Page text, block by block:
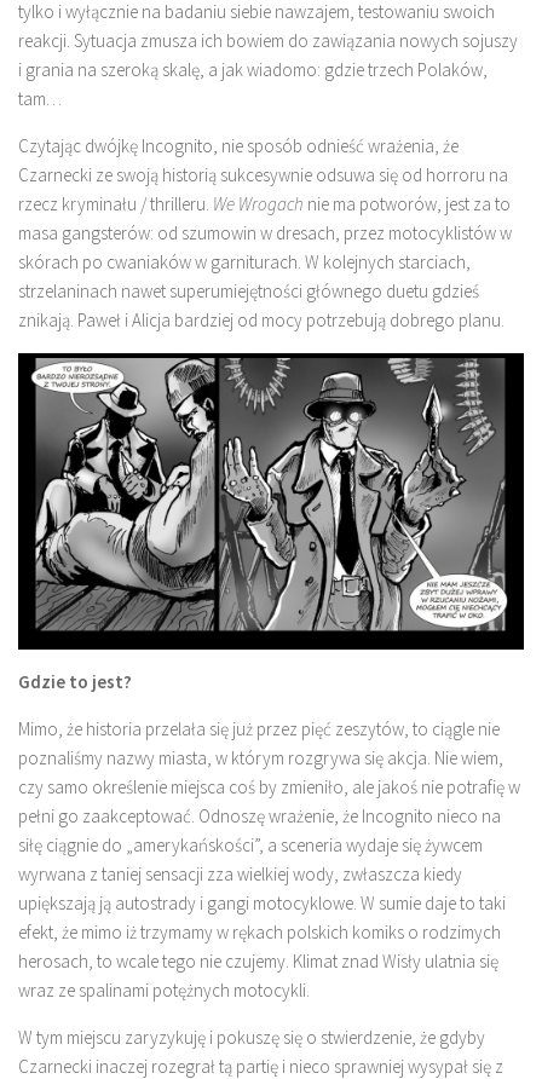
tylko i wyłącznie na badaniu siebie nawzajem, testowaniu swoich
reakcji. Sytuacja zmusza ich bowiem do zawiązania nowych sojuszy
i grania na szeroką skalę, a jak wiadomo: gdzie trzech Polaków,
tam…
Czytając dwójkę Incognito, nie sposób odnieść wrażenia, że
Czarnecki ze swoją historią sukcesywnie odsuwa się od horroru na
rzecz kryminału / thrilleru. We Wrogach nie ma potworów, jest za to
masa gangsterów: od szumowin w dresach, przez motocyklistów w
skórach po cwaniaków w garniturach. W kolejnych starciach,
strzelaninach nawet superumiejętności głównego duetu gdzieś
znikają. Paweł i Alicja bardziej od mocy potrzebują dobrego planu.
Gdzie to jest?
Mimo, że historia przelała się już przez pięć zeszytów, to ciągle nie
poznaliśmy nazwy miasta, w którym rozgrywa się akcja. Nie wiem,
czy samo określenie miejsca coś by zmieniło, ale jakoś nie potrafię w
pełni go zaakceptować. Odnoszę wrażenie, że Incognito nieco na
siłę ciągnie do „amerykańskości”, a sceneria wydaje się żywcem
wyrwana z taniej sensacji zza wielkiej wody, zwłaszcza kiedy
upiększają ją autostrady i gangi motocyklowe. W sumie daje to taki
efekt, że mimo iż trzymamy w rękach polskich komiks o rodzimych
herosach, to wcale tego nie czujemy. Klimat znad Wisły ulatnia się
wraz ze spalinami potężnych motocykli.
W tym miejscu zaryzykuję i pokuszę się o stwierdzenie, że gdyby
Czarnecki inaczej rozegrał tą partię i nieco sprawniej wysypał się z